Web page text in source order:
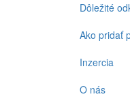
Footer
Dôležité
Ako pridať
Inzercia
O nás